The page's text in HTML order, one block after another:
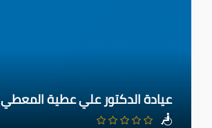
عيادة الدكتور علي عطية المعطي